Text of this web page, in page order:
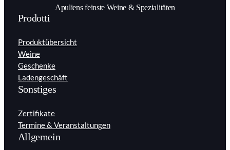
Apuliens feinste Weine & Spezialitäten
Prodotti
Produktübersicht
Weine
Geschenke
Ladengeschäft
Sonstiges
Zertifikate
Termine & Veranstaltungen
Allgemein